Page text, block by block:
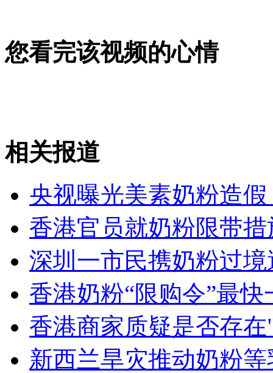
外交部：反对强权政治霸凌主义
外交部：有关国家言论片面不公正
安徽一实载49人客车翻车
走！跟着总书记去植树
您看完该视频的心情
相关报道
央视曝光美素奶粉造
香港官员就奶粉限带
深圳一市民携奶粉过
香港奶粉“限购令”最
香港商家质疑是否存
新西兰旱灾推动奶粉